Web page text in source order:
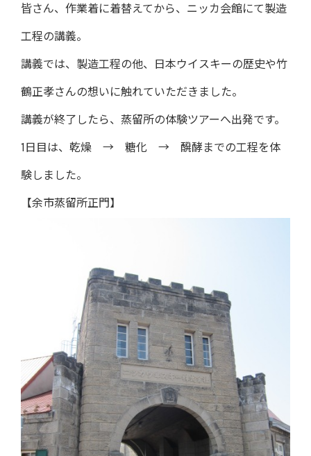
皆さん、作業着に着替えてから、ニッカ会館にて製造
工程の講義。
講義では、製造工程の他、日本ウイスキーの歴史や竹
鶴正孝さんの想いに触れていただきました。
講義が終了したら、蒸留所の体験ツアーへ出発です。
1日目は、乾燥 → 糖化 → 醗酵までの工程を体
験しました。
【余市蒸留所正門】